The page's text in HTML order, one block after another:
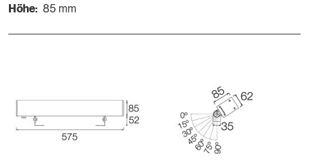
Höhe: 85 mm